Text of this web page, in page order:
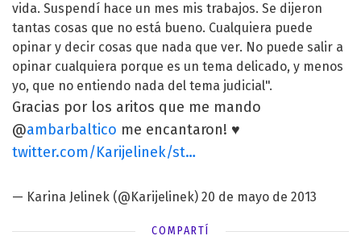
vida. Suspendí hace un mes mis trabajos. Se dijeron
tantas cosas que no está bueno. Cualquiera puede
opinar y decir cosas que nada que ver. No puede salir a
opinar cualquiera porque es un tema delicado, y menos
yo, que no entiendo nada del tema judicial".
Gracias por los aritos que me mando
@ambarbaltico me encantaron! ♥
twitter.com/Karijelinek/st…
— Karina Jelinek (@Karijelinek) 20 de mayo de 2013
COMPARTÍ